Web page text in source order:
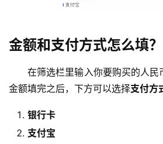
金额和支付方式怎么填？
在筛选栏里输入你要购买的人民
金额填完之后，下方可以选择支付方
银行卡
支付宝